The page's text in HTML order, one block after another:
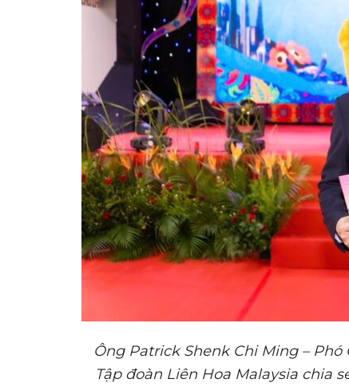
Ông Patrick Shenk Chi Ming –
Tập đoàn Liên Hoa Malaysia chia